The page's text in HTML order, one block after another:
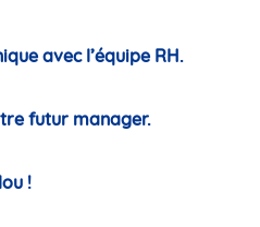
avec l’équipe RH.
futur manager.
!